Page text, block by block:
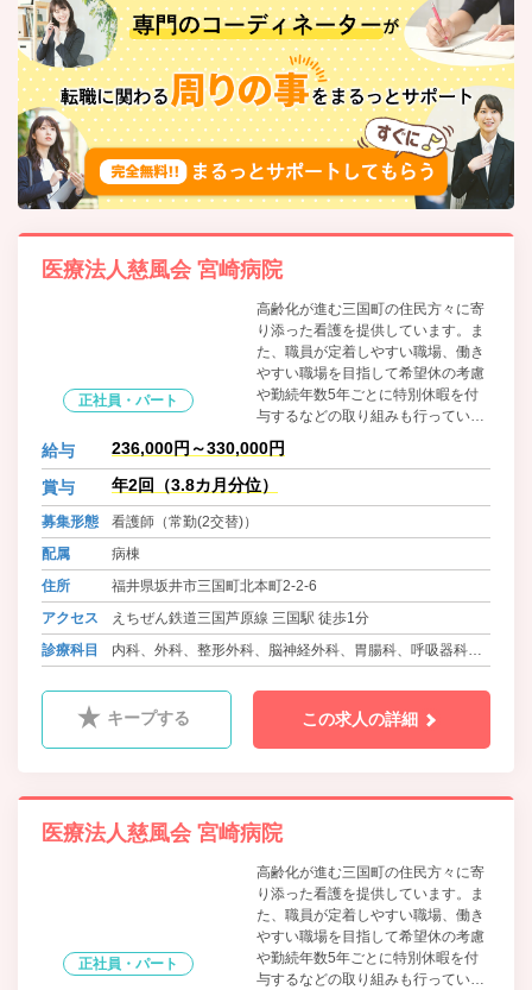
医療法人慈風会 宮崎病院
正社員・パート
高齢化が進む三国町の住民方々に寄
り添った看護を提供しています。ま
た、職員が定着しやすい職場、働き
やすい職場を目指して希望休の考慮
や勤続年数5年ごとに特別休暇を付
与するなどの取り組みも行っていま
す。
給与 236,000円～330,000円
賞与 年2回（3.8カ月分位）
募集形態
看護師（常勤(2交替)）
配属
病棟
住所
福井県坂井市三国町北本町2-2-6
アクセス
えちぜん鉄道三国芦原線 三国駅 徒歩1分
診療科目
内科、外科、整形外科、脳神経外科、胃腸科、呼吸器科、
科、ﾘﾊﾋﾞﾘﾃｰｼｮﾝ科、放射線科
キープする この求人の詳細
医療法人慈風会 宮崎病院
正社員・パート
高齢化が進む三国町の住民方々に寄
り添った看護を提供しています。ま
た、職員が定着しやすい職場、働き
やすい職場を目指して希望休の考慮
や勤続年数5年ごとに特別休暇を付
与するなどの取り組みも行っていま